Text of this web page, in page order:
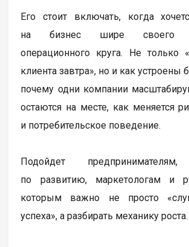
Его стоит включать, когда
на бизнес шире своего
операционного круга. Не только
клиента завтра», но и как устроены
почему одни компании
остаются на месте, как меняется
и потребительское поведение.
Подойдет
по развитию, маркетологам и
которым важно не просто
успеха», а разбирать механику роста.